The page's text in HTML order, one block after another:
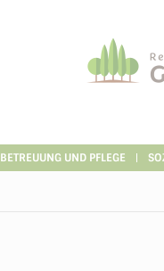
BETREUUNG UND PFLEGE